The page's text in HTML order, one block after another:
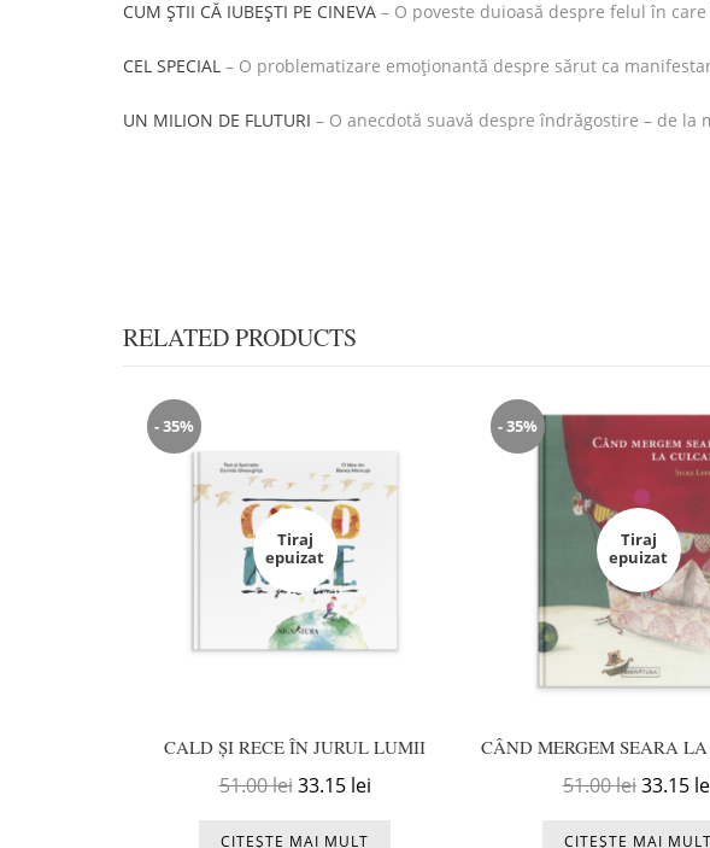
CUM ȘTII CĂ IUBEȘTI PE CINEVA – O poveste duioasă despre felul în
CEL SPECIAL – O problematizare emoționantă despre sărut ca
UN MILION DE FLUTURI – O anecdotă suavă despre îndrăgostire – de
RELATED PRODUCTS
- 35%
Tiraj
epuizat
CALD ȘI RECE ÎN JURUL LUMII
51.00lei Prețul inițial a fost: 51.00 lei.
33.15 leiPrețul curent este: 33.15 lei.
CITEȘTE MAI MULT
- 35%
Tiraj
epuizat
CÂND MERGEM SEARA
51.00lei Prețul
33.15
CITEȘTE MAI MULT